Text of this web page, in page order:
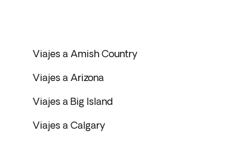
Viajes a Amish Country
Viajes a Arizona
Viajes a Big Island
Viajes a Calgary